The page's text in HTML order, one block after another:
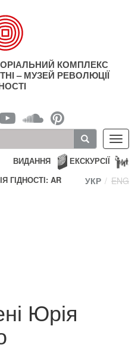
КОМПЛЕКС
– МУЗЕЙ РЕВОЛЮЦІЇ
ЕКСКУРСІЇ
ВИДАННЯ
ГІДНОСТІ: AR
УКР ENG
Юрія